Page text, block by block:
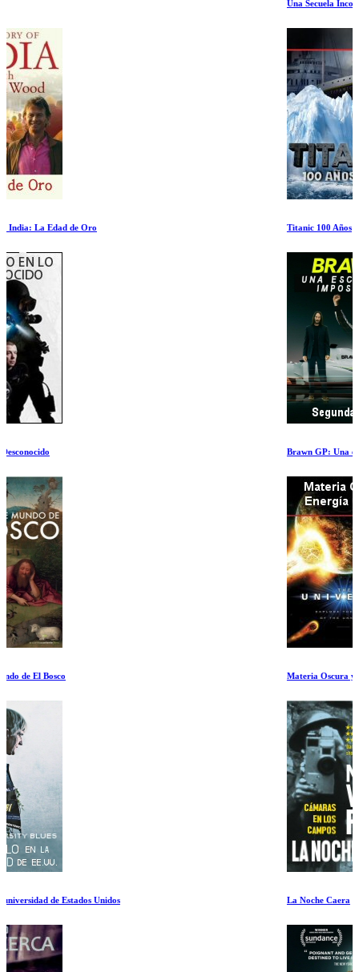
Titanic 100 Años
Brawn GP: Una escuderia imposible (II)
Materia Oscura y Energia Oscura
La Noche Caera